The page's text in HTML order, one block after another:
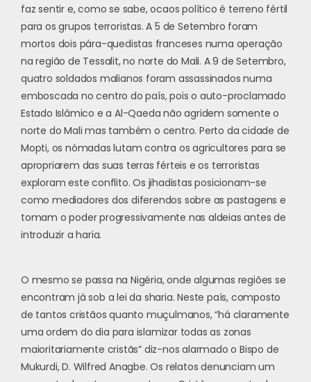
faz sentir e, como se sabe, ocaos político é terreno fértil
para os grupos terroristas. A 5 de Setembro foram
mortos dois pára-quedistas franceses numa operação
na região de Tessalit, no norte do Mali. A 9 de Setembro,
quatro soldados malianos foram assassinados numa
emboscada no centro do país, pois o auto-proclamado
Estado Islâmico e a Al-Qaeda não agridem somente o
norte do Mali mas também o centro. Perto da cidade de
Mopti, os nómadas lutam contra os agricultores para se
apropriarem das suas terras férteis e os terroristas
exploram este conflito. Os jihadistas posicionam-se
como mediadores dos diferendos sobre as pastagens e
tomam o poder progressivamente nas aldeias antes de
introduzir a haria.
O mesmo se passa na Nigéria, onde algumas regiões se
encontram já sob a lei da sharia. Neste país, composto
de tantos cristãos quanto muçulmanos, “há claramente
uma ordem do dia para islamizar todas as zonas
maioritariamente cristãs” diz-nos alarmado o Bispo de
Mukurdi, D. Wilfred Anagbe. Os relatos denunciam um